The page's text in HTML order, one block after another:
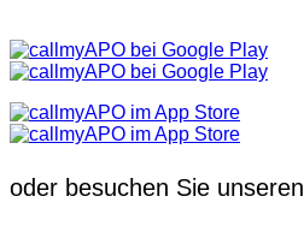
oder besuchen Sie unseren